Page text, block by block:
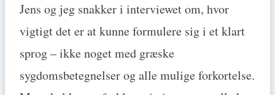
Jens og jeg snakker i interviewet om, hvor
vigtigt det er at kunne formulere sig i et klart
sprog – ikke noget med græske
sygdomsbetegnelser og alle mulige forkortelse.